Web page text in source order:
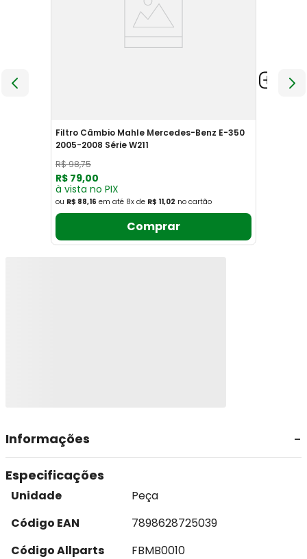
Filtro Câmbio Mahle Mercedes-Benz E-350
2005-2008 Série W211
R$98,75
R$ 79,00
à vista no PIX
ou R$ 88,16 em até 8x de R$ 11,02 no cartão
Comprar
Informações
Especificações
Unidade
Peça
Código EAN
7898628725039
Código Allparts
FBMB0010